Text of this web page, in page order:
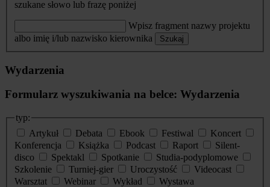
szukane słowo lub frazę poniżej
Wpisz fragment nazwy projektu
albo imię i/lub nazwisko kierownika
Szukaj
Wydarzenia
Formularz wyszukiwania na belce: Wydarzenia
typ:
Artykuł
Debata Ebook Festiwal
Koncert
Konferencja
Książka Podcast Raport
Silent-
disco
Spektakl Spotkanie
Studia-podyplomowe
Szkolenie
Turniej-gier Uroczystość
Videocast
Warsztat
Webinar Wykład
Wystawa